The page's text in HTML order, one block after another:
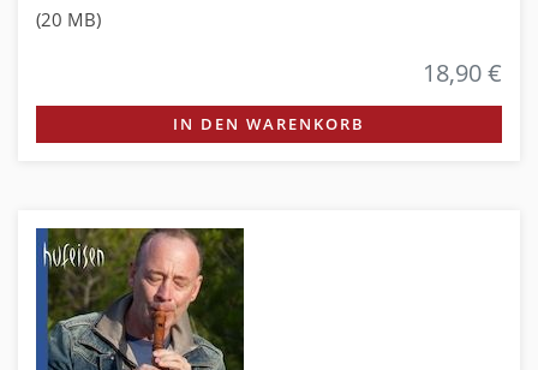
(20 MB)
18,90 €
IN DEN WARENKORB